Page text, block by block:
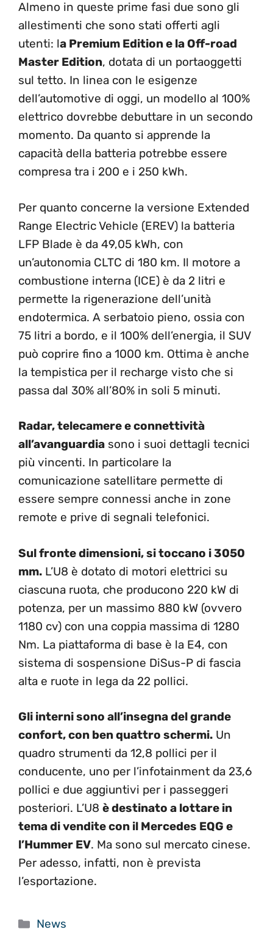
Almeno in queste prime fasi due sono gli
allestimenti che sono stati offerti agli
utenti: la Premium Edition e la Off-road
Master Edition, dotata di un portaoggetti
sul tetto. In linea con le esigenze
dell’automotive di oggi, un modello al 100%
elettrico dovrebbe debuttare in un secondo
momento. Da quanto si apprende la
capacità della batteria potrebbe essere
compresa tra i 200 e i 250 kWh.
Per quanto concerne la versione Extended
Range Electric Vehicle (EREV) la batteria
LFP Blade è da 49,05 kWh, con
un’autonomia CLTC di 180 km. Il motore a
combustione interna (ICE) è da 2 litri e
permette la rigenerazione dell’unità
endotermica. A serbatoio pieno, ossia con
75 litri a bordo, e il 100% dell’energia, il SUV
può coprire fino a 1000 km. Ottima è anche
la tempistica per il recharge visto che si
passa dal 30% all’80% in soli 5 minuti.
Radar, telecamere e connettività
all’avanguardia sono i suoi dettagli tecnici
più vincenti. In particolare la
comunicazione satellitare permette di
essere sempre connessi anche in zone
remote e prive di segnali telefonici.
Sul fronte dimensioni, si toccano i 3050
mm. L’U8 è dotato di motori elettrici su
ciascuna ruota, che producono 220 kW di
potenza, per un massimo 880 kW (ovvero
1180 cv) con una coppia massima di 1280
Nm. La piattaforma di base è la E4, con
sistema di sospensione DiSus-P di fascia
alta e ruote in lega da 22 pollici.
Gli interni sono all’insegna del grande
confort, con ben quattro schermi. Un
quadro strumenti da 12,8 pollici per il
conducente, uno per l’infotainment da 23,6
pollici e due aggiuntivi per i passeggeri
posteriori. L’U8 è destinato a lottare in
tema di vendite con il Mercedes EQG e
l’Hummer EV. Ma sono sul mercato cinese.
Per adesso, infatti, non è prevista
l’esportazione.
Categorie
News